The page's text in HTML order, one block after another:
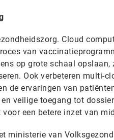
Cloud
van
op grote schaal
Ook verbeteren multi-
de ervaringen van
veilige toegang tot
een betere inzet van
ministerie van